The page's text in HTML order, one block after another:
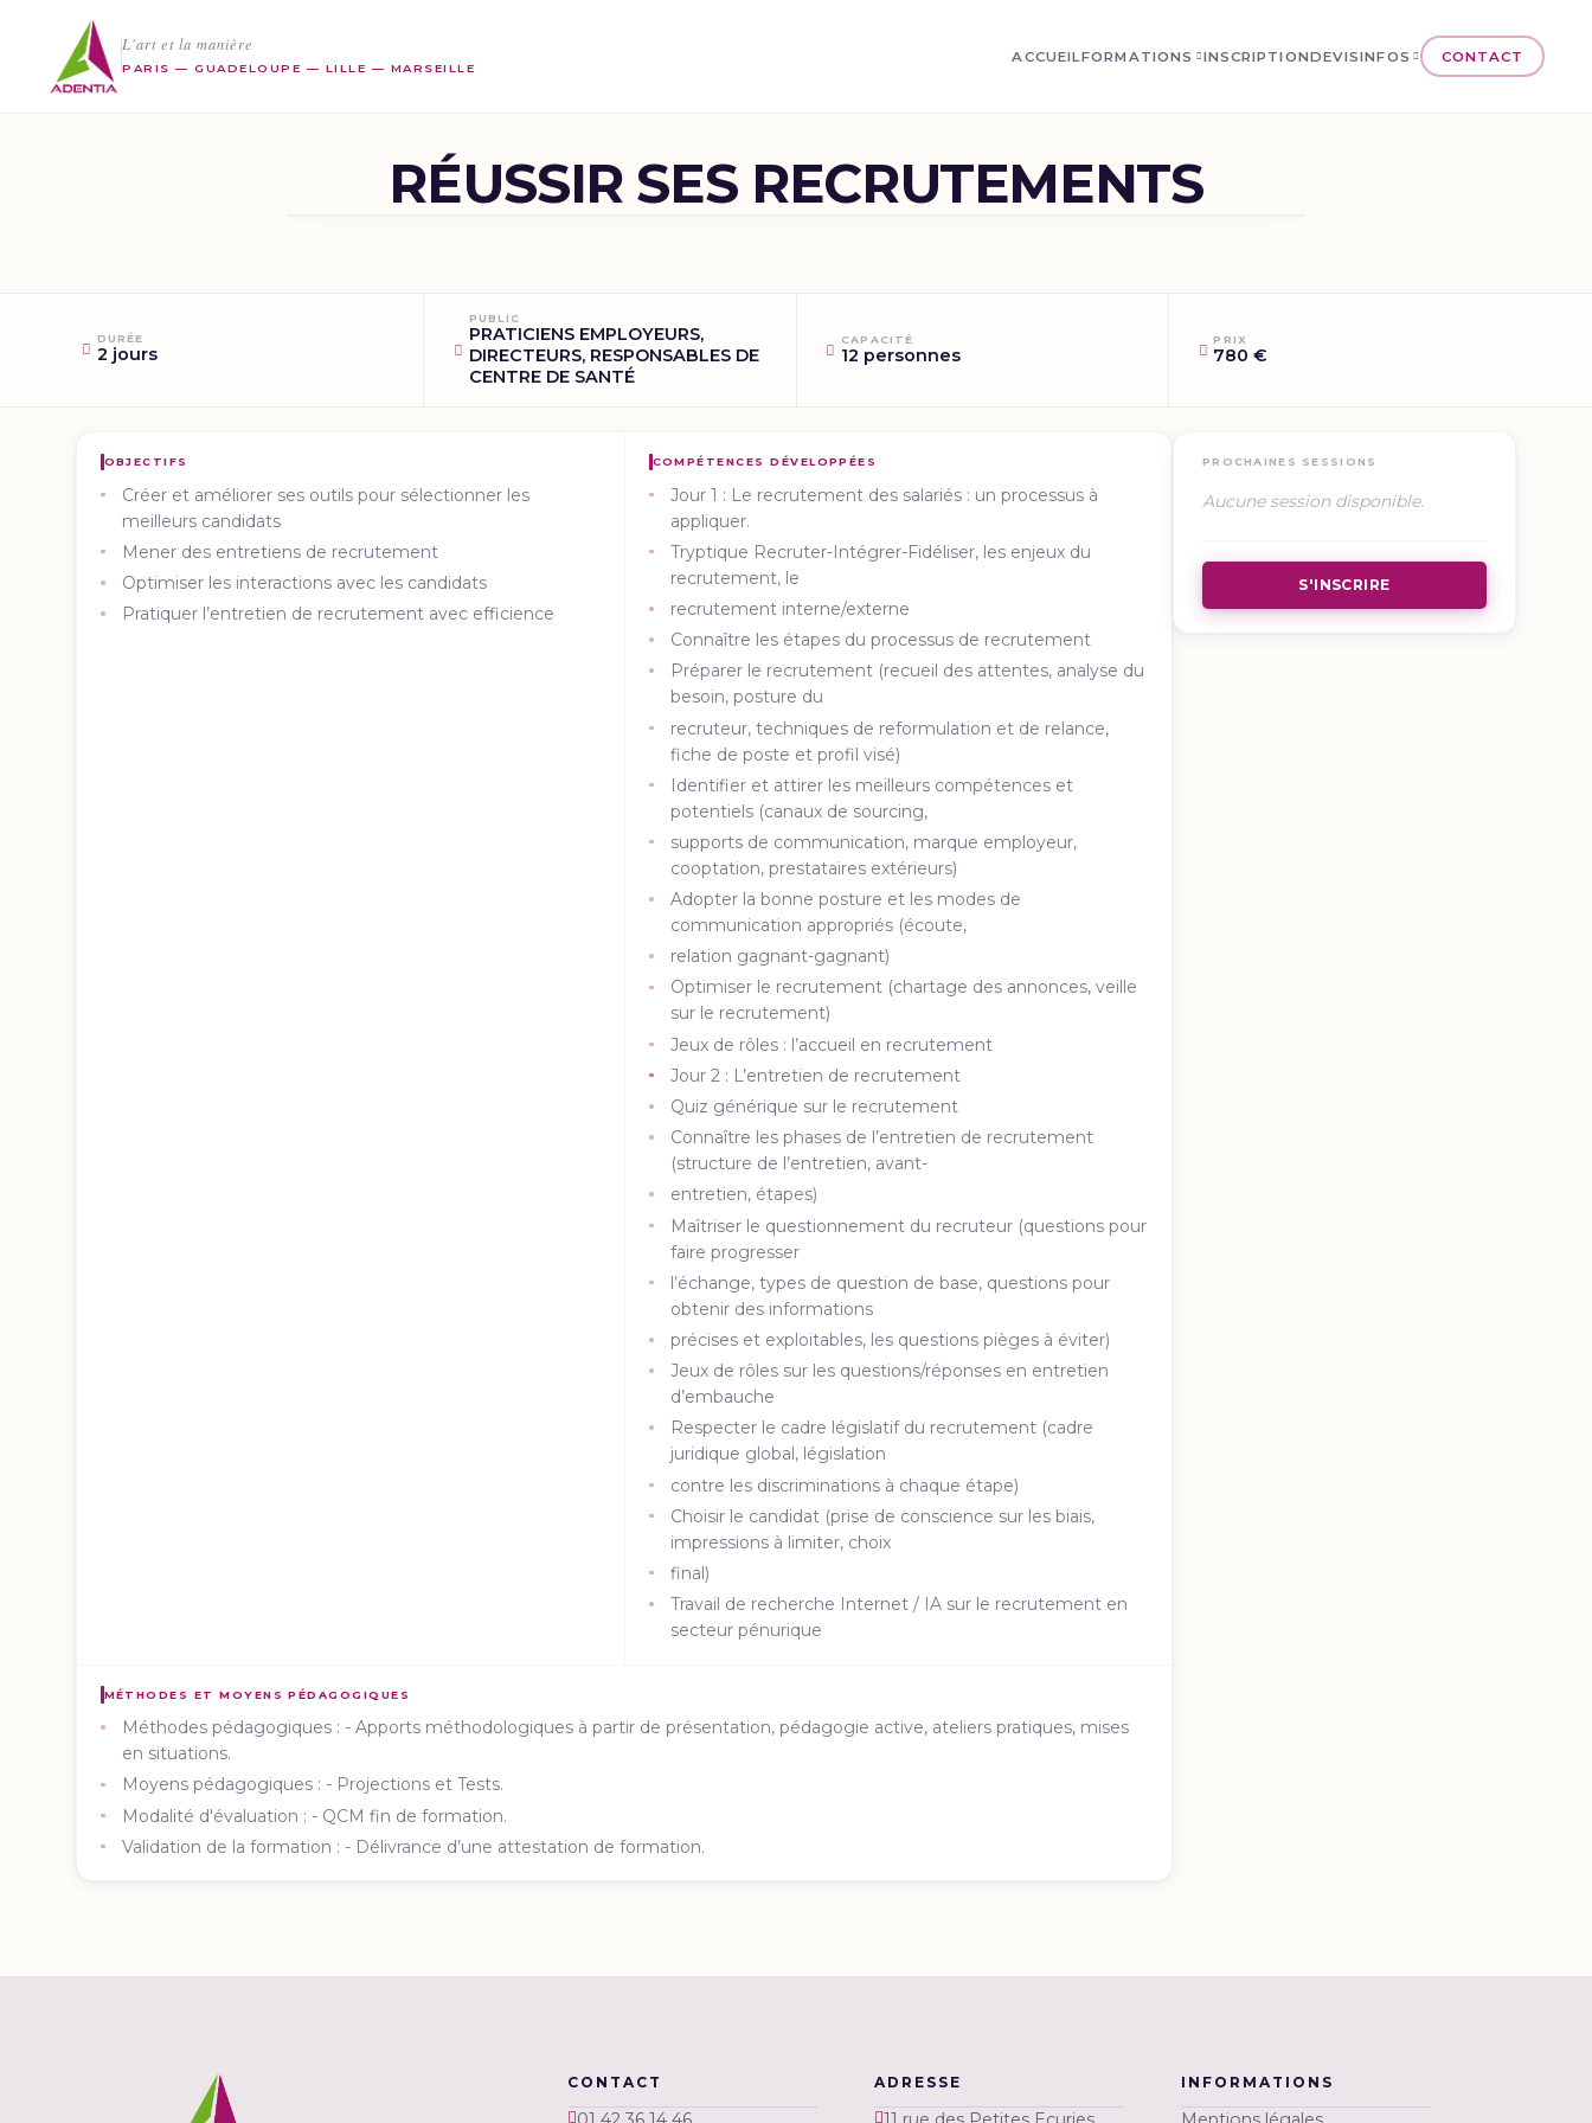
L'art et la manière
PARIS — GUADELOUPE — LILLE — MARSEILLE
ACCUEILFORMATIONS INSCRIPTIONDEVISINFOS CONTACT
RÉUSSIR SES RECRUTEMENTS
DURÉE
2 jours
PUBLIC
PRATICIENS EMPLOYEURS,
DIRECTEURS, RESPONSABLES DE
CENTRE DE SANTÉ
CAPACITÉ
12 personnes
PRIX
780 €
OBJECTIFS
Créer et améliorer ses outils pour sélectionner les
meilleurs candidats
Mener des entretiens de recrutement
Optimiser les interactions avec les candidats
Pratiquer l’entretien de recrutement avec efficience
COMPÉTENCES DÉVELOPPÉES
Jour 1 : Le recrutement des salariés : un processus à
appliquer.
Tryptique Recruter-Intégrer-Fidéliser, les enjeux du
recrutement, le
recrutement interne/externe
Connaître les étapes du processus de recrutement
Préparer le recrutement (recueil des attentes, analyse du
besoin, posture du
recruteur, techniques de reformulation et de relance,
fiche de poste et profil visé)
Identifier et attirer les meilleurs compétences et
potentiels (canaux de sourcing,
supports de communication, marque employeur,
cooptation, prestataires extérieurs)
Adopter la bonne posture et les modes de
communication appropriés (écoute,
relation gagnant-gagnant)
Optimiser le recrutement (chartage des annonces, veille
sur le recrutement)
Jeux de rôles : l’accueil en recrutement
Jour 2 : L’entretien de recrutement
Quiz générique sur le recrutement
Connaître les phases de l’entretien de recrutement
(structure de l’entretien, avant-
entretien, étapes)
Maîtriser le questionnement du recruteur (questions pour
faire progresser
l’échange, types de question de base, questions pour
obtenir des informations
précises et exploitables, les questions pièges à éviter)
Jeux de rôles sur les questions/réponses en entretien
d’embauche
Respecter le cadre législatif du recrutement (cadre
juridique global, législation
contre les discriminations à chaque étape)
Choisir le candidat (prise de conscience sur les biais,
impressions à limiter, choix
final)
Travail de recherche Internet / IA sur le recrutement en
secteur pénurique
MÉTHODES ET MOYENS PÉDAGOGIQUES
Méthodes pédagogiques : - Apports méthodologiques à partir de présentation, pédagogie active, ateliers pratiques, mises
en situations.
Moyens pédagogiques : - Projections et Tests.
Modalité d'évaluation : - QCM fin de formation.
Validation de la formation : - Délivrance d’une attestation de formation.
PROCHAINES SESSIONS
Aucune session disponible.
S'INSCRIRE
CONTACT ADRESSE INFORMATIONS